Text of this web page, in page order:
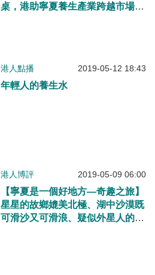
桌，港助寧夏養生產業跨越市場短
港人點播 2019-05-12 18:43
年輕人的養生水
港人博評 2019-05-09 06:00
【寧夏是一個好地方—奇趣之旅】
星星的故鄉媲美北極、湖中沙漠既
可滑沙又可滑浪、疑似外星人的巖